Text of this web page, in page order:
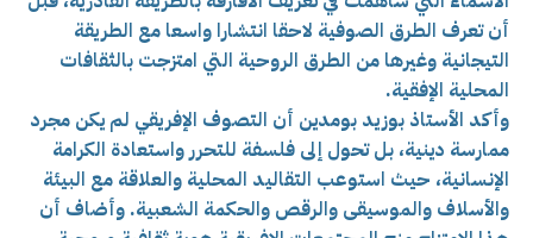
أن تعرف الطرق الصوفية لاحقا انتشارا واسعا مع الطريقة
التيجانية وغيرها من الطرق الروحية التي امتزجت بالثقافات
المحلية الإفقية.
وأكد الأستاذ بوزيد بومدين أن التصوف الإفريقي لم يكن مجرد
ممارسة دينية، بل تحول إلى فلسفة للتحرر واستعادة الكرامة
الإنسانية، حيث استوعب التقاليد المحلية والعلاقة مع البيئة
والأسلاف والموسيقى والرقص والحكمة الشعبية. وأضاف أن